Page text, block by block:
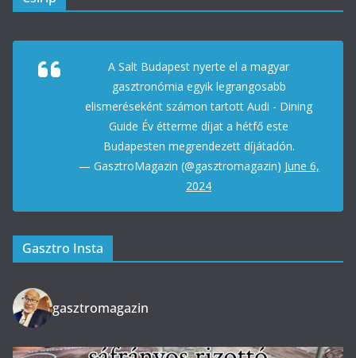
A Salt Budapest nyerte el a magyar
gasztronómia egyik legrangosabb
elismeréseként számon tartott Audi - Dining
Guide Év étterme díjat a hétfő este
Budapesten megrendezett díjátadón.
— GasztroMagazin (@gasztromagazin) June 6,
2024
Gasztro Insta
gasztromagazin